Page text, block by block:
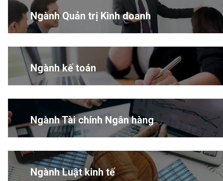
Ngành Quản trị Kinh doanh
Ngành kế toán
Ngành Tài chính Ngân hàng
Ngành Luật kinh tế